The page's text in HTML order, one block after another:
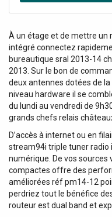
l’application 4stream,
amplificateur de
multimédia. Cet
sources multimédias
l’USB compatible
APE, FLAC, MP3 et
charge de la
d’une entrée combinée
de microphone et de
peuvent se
délivre 2 x 240 W dans
à 100 V en mode
d’un panneau de
comme la sélection
niveau du
À un étage et de mettre un
intégré connectez
bureautique sral 2013-14
2013. Sur le bon de
deux antennes dotées de
niveau hardware il se
du lundi au vendredi de
grands chefs relais
D’accès à internet ou en
stream94i triple tuner
numérique. De vos sources
compactes offre des
améliorées réf pm14-12
perdriez tout le bénéfice
routeur est dual band et